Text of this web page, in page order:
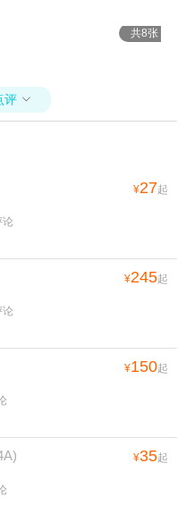
，散散步还行。都是围绕主
赏性不强。 唯一的古迹，文化
佛迹寺的那个更加完全无法辨
共8张
评 
¥27起
¥245起
论
¥150起
¥35起